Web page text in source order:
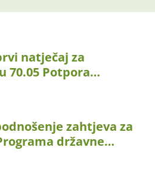
natječaj za
70.05 Potpora…
zahtjeva za
državne…